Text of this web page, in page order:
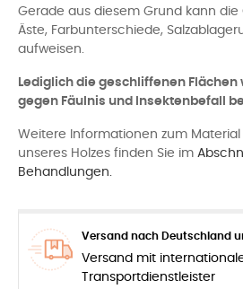
Gerade aus diesem Grund kann die
Äste, Farbunterschiede,
aufweisen.
Lediglich die geschliffenen
gegen Fäulnis und Insektenbefall
Weitere Informationen zum
unseres Holzes finden Sie im
Behandlungen.
Versand nach Deutschland
Versand mit
Transportdienstleister